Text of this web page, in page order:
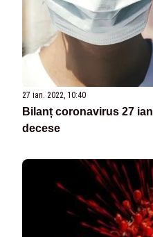
27 ian. 2022, 10:40
Bilanț coronavirus 27
decese